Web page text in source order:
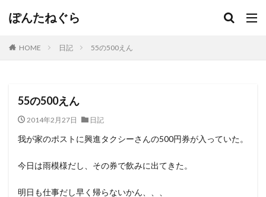
ぽんたねぐら
HOME 日記 55の500えん
55の500えん
2014年2月27日 日記
我が家のポストに興進タクシーさんの500円券が入っていた。
今日は雨模様だし、その券で飲みに出てきた。
明日も仕事だし早く帰らないかん、、、